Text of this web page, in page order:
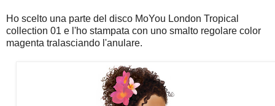
Ho scelto una parte del disco MoYou London Tropical
collection 01 e l'ho stampata con uno smalto regolare color
magenta tralasciando l'anulare.